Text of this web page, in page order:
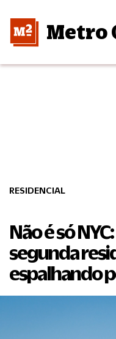
Metro
RESIDENCIAL
Não é só
segunda
espalhando